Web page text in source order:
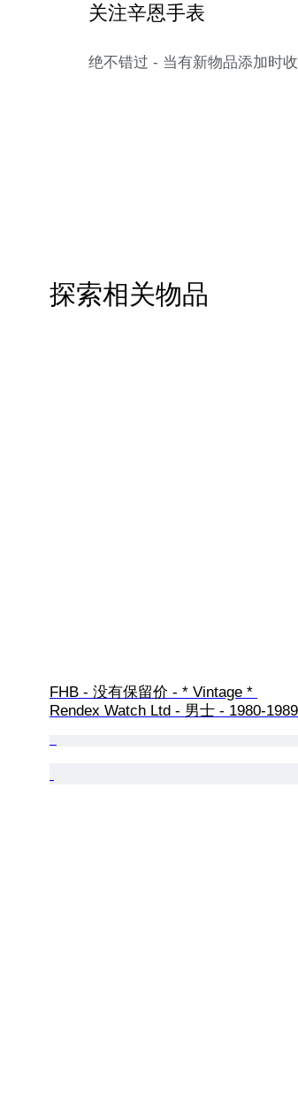
关注辛恩手表
绝不错过 - 当有新物品添加时收
探索相关物品
FHB - 没有保留价 - * Vintage *
Rendex Watch Ltd - 男士 - 1980-1989